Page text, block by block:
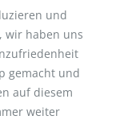
und
wir haben uns
gemacht und
auf diesem
weiter